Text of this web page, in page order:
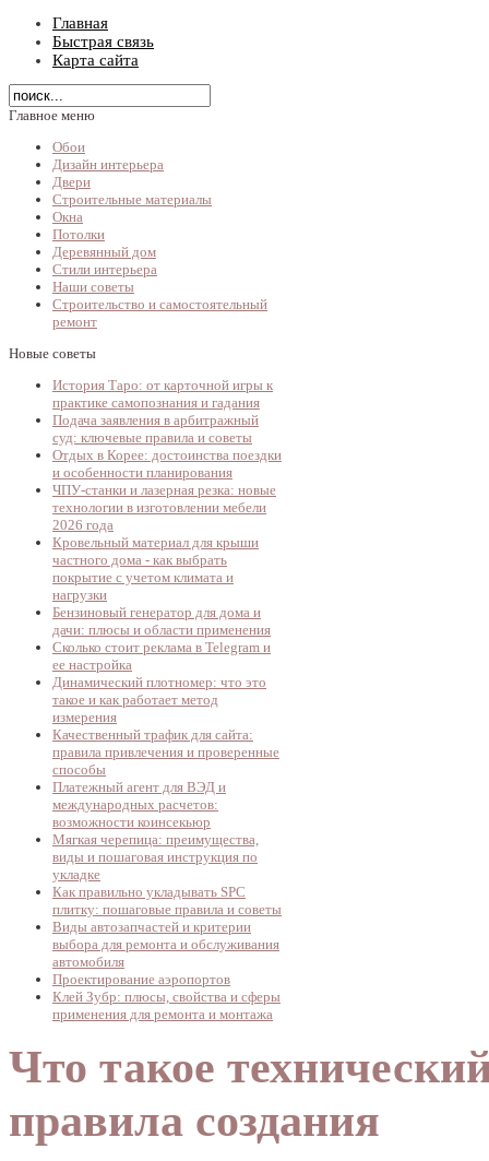
Главная
Быстрая связь
Карта сайта
Главное меню
Обои
Дизайн интерьера
Двери
Строительные материалы
Окна
Потолки
Деревянный дом
Стили интерьера
Наши советы
Строительство и самостоятельный
ремонт
Новые советы
История Таро: от карточной игры к
практике самопознания и гадания
Подача заявления в арбитражный
суд: ключевые правила и советы
Отдых в Корее: достоинства поездки
и особенности планирования
ЧПУ-станки и лазерная резка: новые
технологии в изготовлении мебели
2026 года
Кровельный материал для крыши
частного дома - как выбрать
покрытие с учетом климата и
нагрузки
Бензиновый генератор для дома и
дачи: плюсы и области применения
Сколько стоит реклама в Telegram и
ее настройка
Динамический плотномер: что это
такое и как работает метод
измерения
Качественный трафик для сайта:
правила привлечения и проверенные
способы
Платежный агент для ВЭД и
международных расчетов:
возможности коинсекьюр
Мягкая черепица: преимущества,
виды и пошаговая инструкция по
укладке
Как правильно укладывать SPC
плитку: пошаговые правила и советы
Виды автозапчастей и критерии
выбора для ремонта и обслуживания
автомобиля
Проектирование аэропортов
Клей Зубр: плюсы, свойства и сферы
применения для ремонта и монтажа
Что такое
правила создания